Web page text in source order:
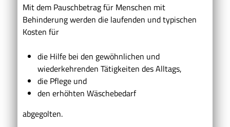
Mit dem Pauschbetrag für Menschen mit
Behinderung werden die laufenden und typischen
Kosten für
die Hilfe bei den gewöhnlichen und
wiederkehrenden Tätigkeiten des Alltags,
die Pflege und
den erhöhten Wäschebedarf
abgegolten.